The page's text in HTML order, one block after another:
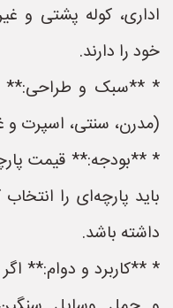
اداری، کوله پشتی و
خود را دارند.
* **سبک و طراحی:**
(مدرن، سنتی، اسپرت و
* **بودجه:** قیمت
باید پارچه‌ای را
داشته باشد.
* **کاربرد و دوام:**